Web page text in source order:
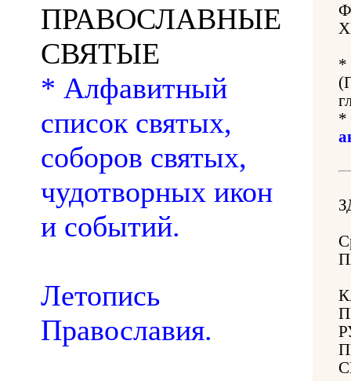
ПРАВОСЛАВНЫЕ
СВЯТЫЕ
* Алфавитный
список святых,
соборов святых,
чудотворных икон
и событий.
Летопись
Православия.
*
*